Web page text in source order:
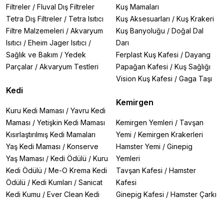
Filtreler / Fluval Dış Filtreler
Tetra Dış Filtreler / Tetra Isıtıcı
Filtre Malzemeleri / Akvaryum
Isıtıcı / Eheim Jager Isıtıcı /
Sağlık ve Bakım / Yedek
Parçalar / Akvaryum Testleri
Kedi
Kuru Kedi Maması / Yavru Kedi
Maması / Yetişkin Kedi Maması
Kısırlaştırılmış Kedi Mamaları
Yaş Kedi Maması / Konserve
Yaş Maması / Kedi Ödülü / Kuru
Kedi Ödülü / Me-O Krema Kedi
Ödülü / Kedi Kumları / Sanicat
Kedi Kumu / Ever Clean Kedi
Kuş Mamaları
Kuş Aksesuarları / Kuş Krakeri
Kuş Banyoluğu / Doğal Dal
Darı
Ferplast Kuş Kafesi / Dayang
Papağan Kafesi / Kuş Sağlığı
Vision Kuş Kafesi / Gaga Taşı
Kemirgen
Kemirgen Yemleri / Tavşan
Yemi / Kemirgen Krakerleri
Hamster Yemi / Ginepig
Yemleri
Tavşan Kafesi / Hamster
Kafesi
Ginepig Kafesi / Hamster Çarkı